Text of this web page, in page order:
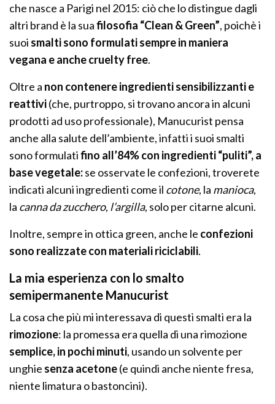
che nasce a Parigi nel 2015: ciò che lo distingue dagli
altri brand è la suafilosofia “Clean & Green”, poichè i
suoi smalti sono formulati sempre in maniera
vegana e anche cruelty free.
Oltre a non contenere ingredienti sensibilizzanti e
reattivi(che, purtroppo, si trovano ancora in alcuni
prodotti ad uso professionale), Manucurist pensa
anche alla salute dell’ambiente, infatti i suoi smalti
sono formulatifino all’84% con ingredienti “puliti”, a
base vegetale:se osservate le confezioni, troverete
indicati alcuni ingredienti come il cotone, la manioca,
la canna da zucchero, l’argilla, solo per citarne alcuni.
Inoltre, sempre in ottica green, anche le confezioni
sono realizzate con materiali riciclabili.
La mia esperienza con lo smalto
semipermanente Manucurist
La cosa che più mi interessava di questi smalti era la
rimozione: la promessa era quella di una rimozione
semplice, in pochi minuti, usando un solvente per
unghie senza acetone(e quindi anche niente fresa,
niente limatura o bastoncini).